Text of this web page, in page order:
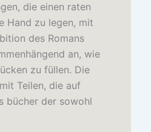
die einen raten
Hand zu legen, mit
des Romans
an, wie
zu füllen. Die
Teilen, die auf
bücher der sowohl